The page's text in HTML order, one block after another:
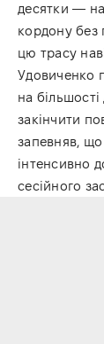
десятки —
кордону без
цю трасу
Удовиченко
на
закінчити
запевняв,
інтенсивно
сесійного